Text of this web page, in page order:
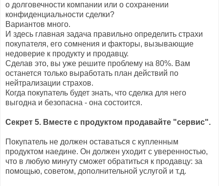
о долговечности компании или о сохранении
конфиденциальности сделки?
Вариантов много.
И здесь главная задача правильно определить страхи
покупателя, его сомнения и факторы, вызывающие
недоверие к продукту и продавцу.
Сделав это, вы уже решите проблему на 80%. Вам
останется только выработать план действий по
нейтрализации страхов.
Когда покупатель будет знать, что сделка для него
выгодна и безопасна - она состоится.
Секрет 5. Вместе с продуктом продавайте "сервис".
Покупатель не должен оставаться с купленным
продуктом наедине. Он должен уходит с уверенностью,
что в любую минуту сможет обратиться к продавцу: за
помощью, советом, дополнительной услугой и т.д.